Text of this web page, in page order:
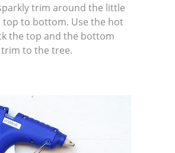
trim around the little
to bottom. Use the hot
the top and the bottom
to the tree.